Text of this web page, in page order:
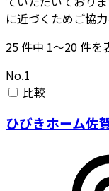
に近づくためご協
25件中 1〜20件を
No.1
比較
ひびきホーム佐